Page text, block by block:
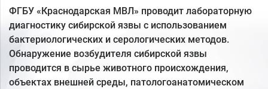
ФГБУ «Краснодарская МВЛ» проводит лабораторную
диагностику сибирской язвы с использованием
бактериологических и серологических методов.
Обнаружение возбудителя сибирской язвы
проводится в сырье животного происхождения,
объектах внешней среды, патологоанатомическом